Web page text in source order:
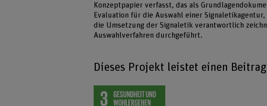
Konzeptpapier verfasst, das als
Evaluation für die Auswahl einer
die Umsetzung der Signaletik verantwortlich
Auswahlverfahren durchgeführt.
Dieses Projekt leistet einen